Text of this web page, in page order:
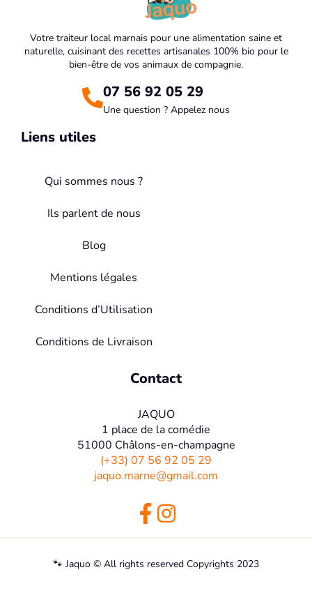
Votre traiteur local marnais pour une alimentation saine et
naturelle, cuisinant des recettes artisanales 100% bio pour le
bien-être de vos animaux de compagnie.
07 56 92 05 29
Une question ? Appelez nous
Liens utiles
Qui sommes nous ?
Ils parlent de nous
Blog
Mentions légales
Conditions d’Utilisation
Conditions de Livraison
Contact
JAQUO
1 place de la comédie
51000 Châlons-en-champagne
(+33) 07 56 92 05 29
jaquo.marne@gmail.com
🐾 Jaquo © All rights reserved Copyrights 2023